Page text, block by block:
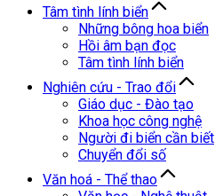
Tâm tình lính biển
Những bông hoa biển
Hồi âm bạn đọc
Tâm tình lính biển
Nghiên cứu - Trao đổi
Giáo dục - Đào tạo
Khoa học công nghệ
Người đi biển cần biết
Chuyển đổi số
Văn hoá - Thể thao